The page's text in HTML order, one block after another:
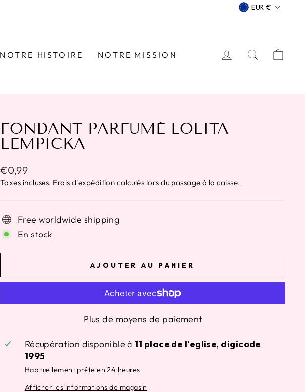
DEVISE
EUR €
NOTRE HISTOIRE NOTRE MISSION SE
FONDANT PARFUMÉ LOLITA
LEMPICKA
Prix
régulier
€0,99
Taxes incluses. Frais d'expédition calculés lors du passage à la caisse.
Free worldwide shipping
En stock
AJOUTER AU PANIER
Plus de moyens de paiement
Récupération disponible à11 place de l'eglise, digicode
1995
Habituellement prête en 24 heures
Afficher les informations de magasin